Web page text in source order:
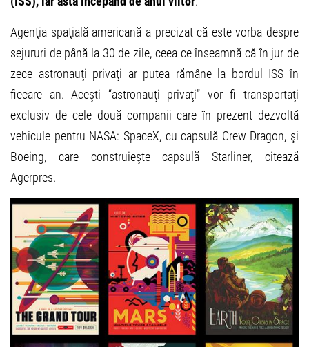
Agenţia spaţială americană a precizat că este vorba despre
sejururi de până la 30 de zile, ceea ce înseamnă că în jur de
zece astronauţi privaţi ar putea rămâne la bordul ISS în
fiecare an. Aceşti “astronauţi privaţi” vor fi transportaţi
exclusiv de cele două companii care în prezent dezvoltă
vehicule pentru NASA: SpaceX, cu capsulă Crew Dragon, şi
Boeing, care construieşte capsulă Starliner, citează
Agerpres.